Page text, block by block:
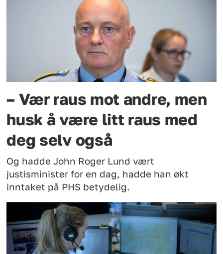
– Vær raus mot andre, men
husk å være litt raus med
deg selv også
Og hadde John Roger Lund vært
justisminister for en dag, hadde han økt
inntaket på PHS betydelig.